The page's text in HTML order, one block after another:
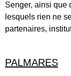
Senger, ainsi que
lesquels rien ne
partenaires,
PALMARES